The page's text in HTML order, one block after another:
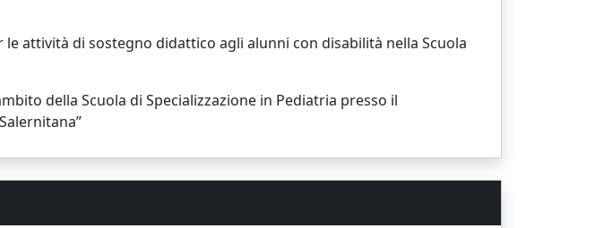
attività di sostegno didattico agli alunni con disabilità nella Scuola
della Scuola di Specializzazione in Pediatria presso il